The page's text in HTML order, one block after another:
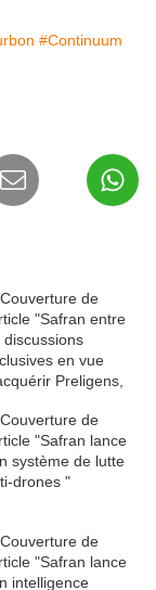
#Continuum